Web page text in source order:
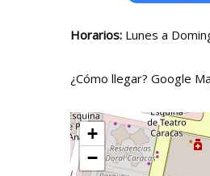
Horarios: Lunes a
¿Cómo llegar? Google
+
−